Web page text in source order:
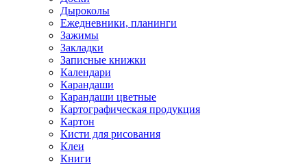
Дыроколы
Ежедневники, планинги
Зажимы
Закладки
Записные книжки
Календари
Карандаши
Карандаши цветные
Картографическая продукция
Картон
Кисти для рисования
Клеи
Книги